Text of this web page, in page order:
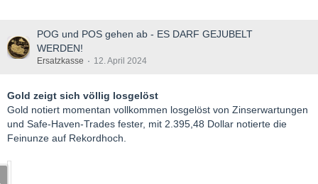
POG und POS gehen ab - ES DARF GEJUBELT
WERDEN!
Ersatzkasse 12. April 2024
Gold zeigt sich völlig losgelöst
Gold notiert momentan vollkommen losgelöst von Zinserwartungen
und Safe-Haven-Trades fester, mit 2.395,48 Dollar notierte die
Feinunze auf Rekordhoch.